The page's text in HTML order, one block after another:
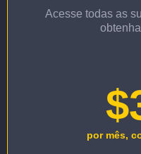
Acesse todas as
por mês,